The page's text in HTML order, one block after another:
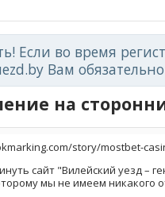
Если во время
Вам
на
story/mostbet-
сайт "Вилейский уезд –
мы не имеем